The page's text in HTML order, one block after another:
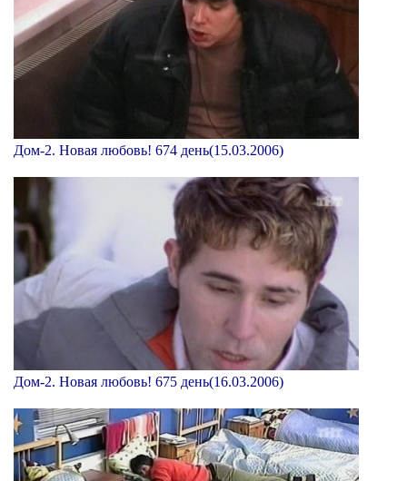
Дом-2. Новая любовь! 674 день(15.03.2006)
Дом-2. Новая любовь! 675 день(16.03.2006)